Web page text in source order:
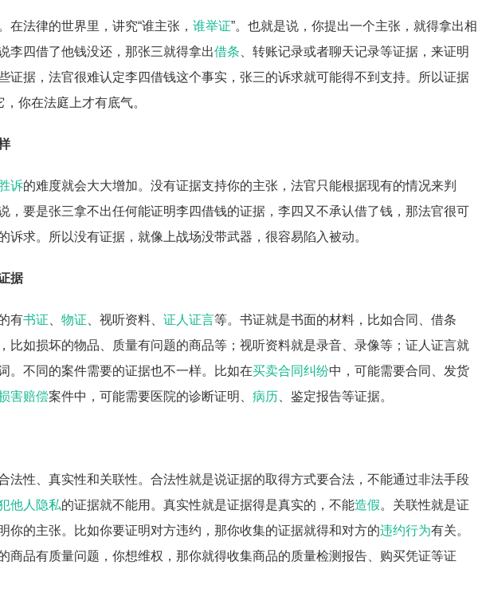
在法律的世界里，讲究“谁主张， 谁举证”。也就是说，你提出一个主张，就得拿出相
李四借了他钱没还，那张三就得拿出借条 、转账记录或者聊天记录等证据，来证明
证据，法官很难认定李四借钱这个事实，张三的诉求就可能得不到支持。所以证据
你在法庭上才有底气。
诉的难度就会大大增加。没有证据支持你的主张，法官只能根据现有的情况来判
，要是张三拿不出任何能证明李四借钱的证据，李四又不承认借了钱，那法官很可
诉求。所以没有证据，就像上战场没带武器，很容易陷入被动。
据
有书证 物证 、视听资料、 证人证言等。书证就是书面的材料，比如合同、借条
比如损坏的物品、质量有问题的商品等；视听资料就是录音、录像等；证人证言就
。不同的案件需要的证据也不一样。比如在买卖合同纠纷中，可能需要合同、发货
害赔偿案件中，可能需要医院的诊断证明、 病历 、鉴定报告等证据。
法性、真实性和关联性。合法性就是说证据的取得方式要合法，不能通过非法手段
他人隐私的证据就不能用。真实性就是证据得是真实的，不能造假。关联性就是证
你的主张。比如你要证明对方违约，那你收集的证据就得和对方的违约行为有关。
商品有质量问题，你想维权，那你就得收集商品的质量检测报告、购买凭证等证